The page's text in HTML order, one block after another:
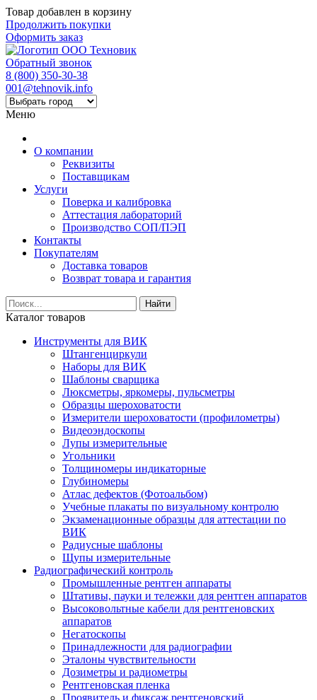
Товар добавлен в корзину
Продолжить покупки
Оформить заказ
Обратный звонок
8 (800) 350-30-38
001@tehnovik.info
Меню
О компании
Реквизиты
Поставщикам
Услуги
Поверка и калибровка
Аттестация лабораторий
Производство СОП/ПЭП
Контакты
Покупателям
Доставка товаров
Возврат товара и гарантия
Найти
Каталог товаров
Инструменты для ВИК
Штангенциркули
Наборы для ВИК
Шаблоны сварщика
Люксметры, яркомеры, пульсметры
Образцы шероховатости
Измерители шероховатости (профилометры)
Видеоэндоскопы
Лупы измерительные
Угольники
Толщиномеры индикаторные
Глубиномеры
Атлас дефектов (Фотоальбом)
Учебные плакаты по визуальному контролю
Экзаменационные образцы для аттестации по
ВИК
Радиусные шаблоны
Щупы измерительные
Радиографический контроль
Промышленные рентген аппараты
Штативы, пауки и тележки для рентген аппаратов
Высоковольтные кабели для рентгеновских
аппаратов
Негатоскопы
Принадлежности для радиографии
Эталоны чувствительности
Дозиметры и радиометры
Рентгеновская пленка
Проявитель и фиксаж рентгеновский